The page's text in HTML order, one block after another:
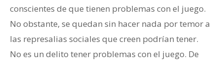
conscientes de que tienen problemas con el juego.
No obstante, se quedan sin hacer nada por temor a
las represalias sociales que creen podrían tener.
No es un delito tener problemas con el juego. De